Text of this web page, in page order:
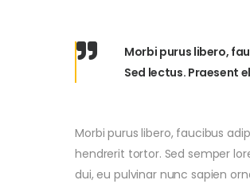
Morbi purus libero,
Sed lectus. Praesent
Morbi purus libero, faucibus
hendrerit tortor. Sed semper
dui, eu pulvinar nunc sapien